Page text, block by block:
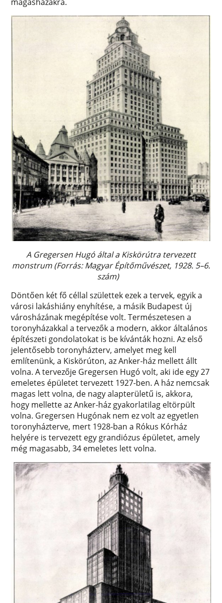
A Gregersen Hugó által a Kiskörútra tervezett
monstrum (Forrás: Magyar Építőművészet, 1928. 5–6.
szám)
Döntően két fő céllal születtek ezek a tervek, egyik a
városi lakáshiány enyhítése, a másik Budapest új
városházának megépítése volt. Természetesen a
toronyházakkal a tervezők a modern, akkor általános
építészeti gondolatokat is be kívánták hozni. Az első
jelentősebb toronyházterv, amelyet meg kell
említenünk, a Kiskörúton, az Anker-ház mellett állt
volna. A tervezője Gregersen Hugó volt, aki ide egy 27
emeletes épületet tervezett 1927-ben. A ház nemcsak
magas lett volna, de nagy alapterületű is, akkora,
hogy mellette az Anker-ház gyakorlatilag eltörpült
volna. Gregersen Hugónak nem ez volt az egyetlen
toronyházterve, mert 1928-ban a Rókus Kórház
helyére is tervezett egy grandiózus épületet, amely
még magasabb, 34 emeletes lett volna.